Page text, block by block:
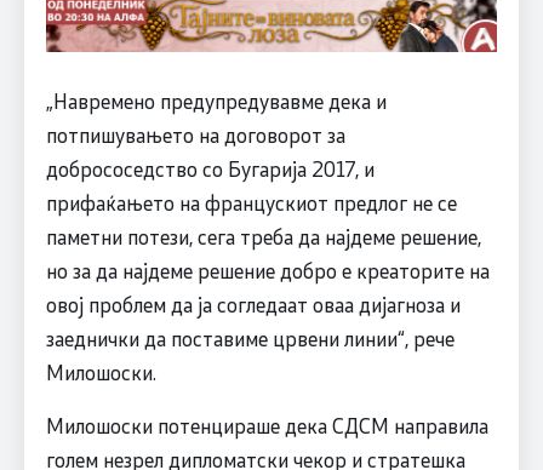
„Навремено предупредувавме дека и
потпишувањето на договорот за
добрососедство со Бугарија 2017, и
прифаќањето на францускиот предлог не се
паметни потези, сега треба да најдеме решение,
но за да најдеме решение добро е креаторите на
овој проблем да ја согледаат оваа дијагноза и
заеднички да поставиме црвени линии“, рече
Милошоски.
Милошоски потенцираше дека СДСM направила
голем незрел дипломатски чекор и стратешка